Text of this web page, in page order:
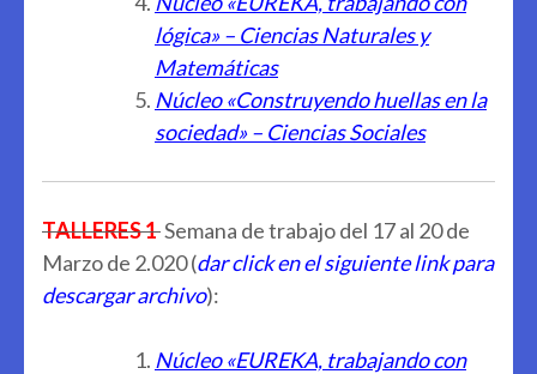
lógica» – Ciencias Naturales y
Matemáticas
Núcleo «Construyendo huellas en la
sociedad» – Ciencias Sociales
TALLERES 1Semana de trabajo del 17 al 20 de
Marzo de 2.020 (dar click en el siguiente link para
descargar archivo):
Núcleo «EUREKA, trabajando con